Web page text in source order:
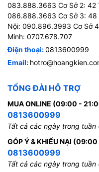
083.888.3663 Cơ Sở 2: 42
086.888.3663 Cơ Sở 3: 48
Nội: 090.896.3993 Cơ Sở
Minh: 0707.678.707
Điện thoại:0813600999
Email:
TỔNG ĐÀI HỖ TRỢ
MUA ONLINE (09:00 -
0813600999
Tất cả các ngày trong tuần
GÓP Ý & KHIẾU NẠI
0813600999
Tất cả các ngày trong tuần